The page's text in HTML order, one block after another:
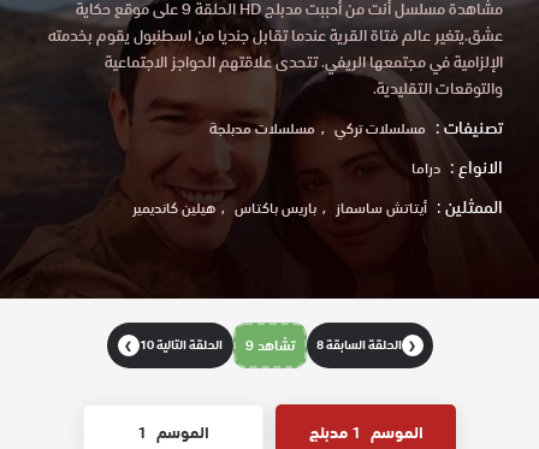
مشاهدة مسلسل أنت من أحببت مدبلج HD الحلقة 9 على موقع حكاية
عشق.يتغير عالم فتاة القرية عندما تقابل جنديا من اسطنبول يقوم بخدمته
الإلزامية في مجتمعها الريفي. تتحدى علاقتهم الحواجز الاجتماعية
والتوقعات التقليدية.
تصنيفات : مسلسلات تركي مسلسلات مدبلجة
الانواع : دراما
الممثلين : أيتاتش ساسماز باريس باكتاس هيلين كانديمير
❮ الحلقة السابقة 8 تشاهد 9 الحلقة التالية 10 ❯
الموسم 1 مدبلج الموسم 1